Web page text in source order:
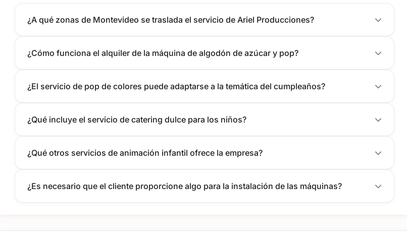
¿A qué zonas de Montevideo se traslada el servicio de Ariel Producciones?
¿Cómo funciona el alquiler de la máquina de algodón de azúcar y pop?
¿El servicio de pop de colores puede adaptarse a la temática del cumpleaños?
¿Qué incluye el servicio de catering dulce para los niños?
¿Qué otros servicios de animación infantil ofrece la empresa?
¿Es necesario que el cliente proporcione algo para la instalación de las máquinas?